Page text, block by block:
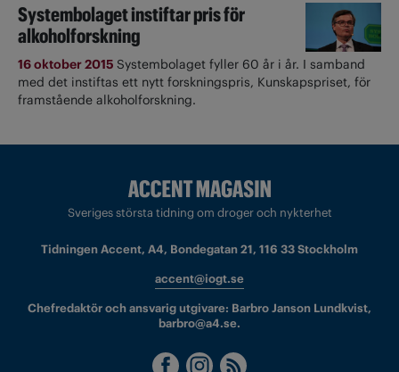
Systembolaget instiftar pris för
alkoholforskning
16 oktober 2015 Systembolaget fyller 60 år i år. I samband
med det instiftas ett nytt forskningspris, Kunskapspriset, för
framstående alkoholforskning.
Sveriges största tidning om droger och nykterhet
Tidningen Accent, A4, Bondegatan 21, 116 33 Stockholm
accent@iogt.se
Chefredaktör och ansvarig utgivare: Barbro Janson Lundkvist,
barbro@a4.se.